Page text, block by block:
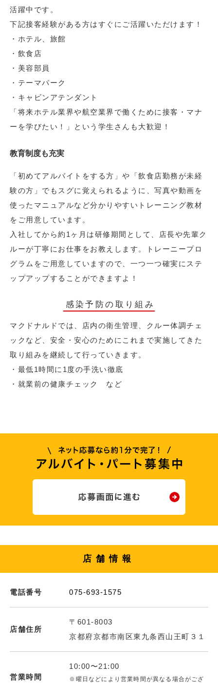
活躍中です。
下記接客経験がある方はすぐにご活躍いただけます！
・ホテル、旅館
・飲食店
・美容部員
・テーマパーク
・キャビンアテンダント
「将来ホテル業界や航空業界で働くために接客・マナ
ーを学びたい！」という学生さんも大歓迎！
教育制度も充実
「初めてアルバイトをする方」や「飲食店勤務が未経
験の方」でもスグに覚えられるように、写真や動画を
使ったマニュアルなど分かりやすいトレーニング教材
をご用意しています。
入社してから約1ヶ月は研修期間として、店長や先輩ク
ルーが丁寧にお仕事をお教えします。トレーニープロ
グラムをご用意していますので、一つ一つ確実にステ
ップアップすることができますよ！
感染予防の取り組み
マクドナルドでは、店内の衛生管理、クルー体調チェ
ックなど、安全・安心のためにこれまで実施してきた
取り組みを継続して行っていきます。
・最低1時間に1度の手洗い徹底
・就業前の健康チェック など
店舗情報
電話番号 075-693-1575
店舗住所
〒601-8003
京都府京都市南区東九条西山王町３１
営業時間
10:00〜21:00
※曜日などにより営業時間が異なる場合がござ